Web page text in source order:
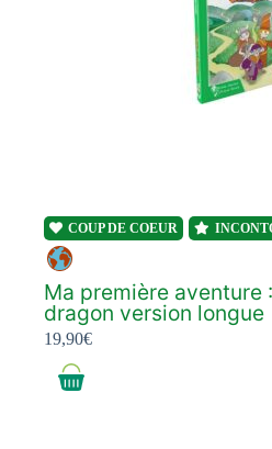
COUP DE COEUR
Ma première aventure
dragon version longue
19,90€